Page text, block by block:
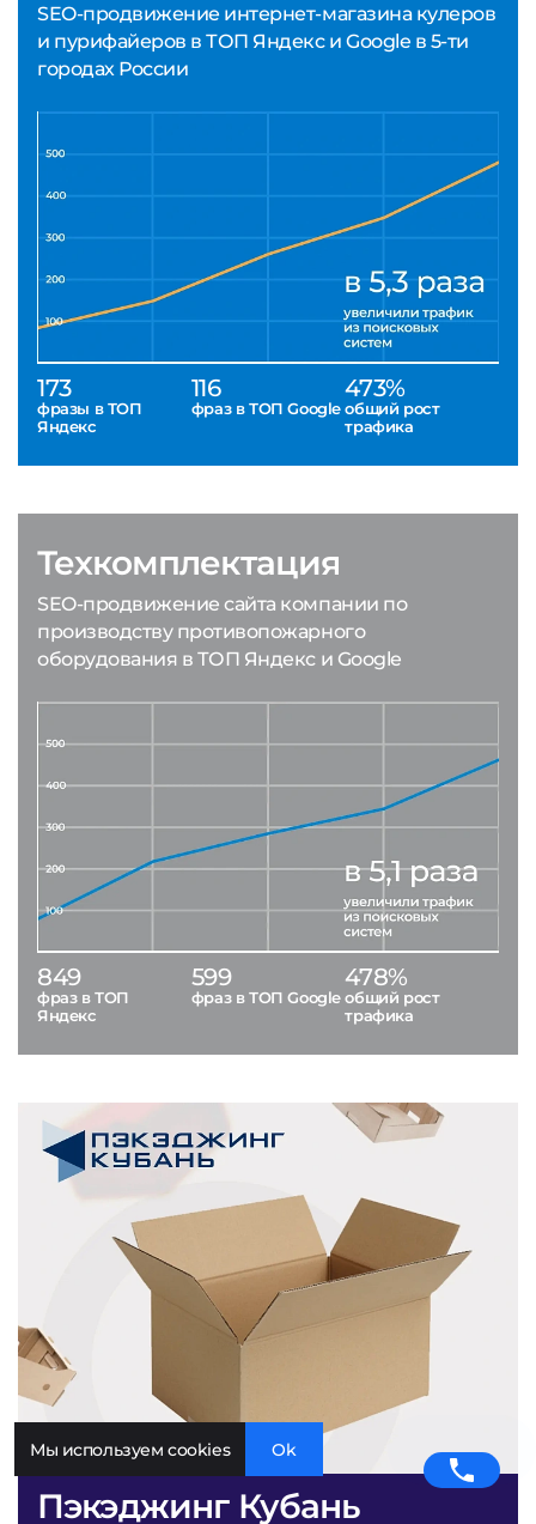
SEO-продвижение интернет-магазина кулеров
и пурифайеров в ТОП Яндекс и Google в 5-ти
городах России
173
фразы в ТОП
Яндекс
116
фраз в ТОП Google
473%
общий рост
трафика
Пэкэджинг Кубань
Техкомплектация
SEO-продвижение сайта компании по
производству противопожарного
оборудования в ТОП Яндекс и Google
849
фраз в ТОП
Яндекс
599
фраз в ТОП Google
478%
общий рост
трафика
Мы используем cookies Ok